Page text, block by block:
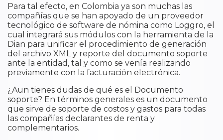
Para tal efecto, en Colombia ya son muchas las
compañías que se han apoyado de un proveedor
tecnológico de software de nómina como Loggro, el
cual integrará sus módulos con la herramienta de la
Dian para unificar el procedimiento de generación
del archivo XML y reporte del documento soporte
ante la entidad, tal y como se venía realizando
previamente con la facturación electrónica.
¿Aun tienes dudas de qué es el Documento
soporte? En términos generales es un documento
que sirve de soporte de costos y gastos para todas
las compañías declarantes de renta y
complementarios.